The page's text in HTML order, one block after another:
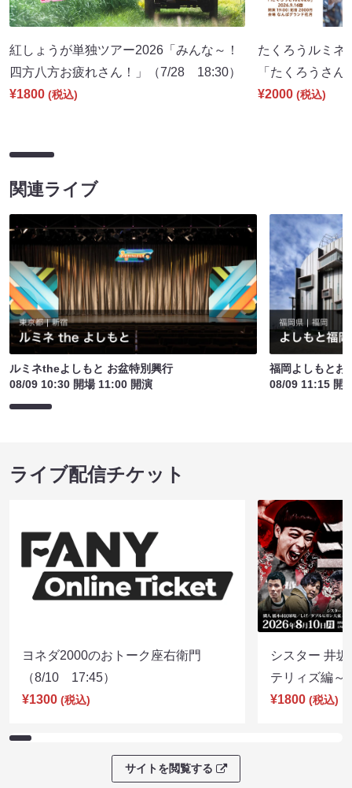
紅しょうが単独ツアー2026「みんな～！
四方八方お疲れさん！」（7/28 18:30）
¥1800 (税込)
たくろうルミネ
「たくろうさ
¥2000 (税込)
関連ライブ
ルミネtheよしもと お盆特別興行
08/09 10:30 開場 11:00 開演
福岡よしもとお
08/09 11:15 開
ライブ配信チケット
ヨネダ2000のおトーク座右衛門
（8/10 17:45）
¥1300 (税込)
シスター 井
テリィズ編
¥1800 (税込)
サイトを閲覧する